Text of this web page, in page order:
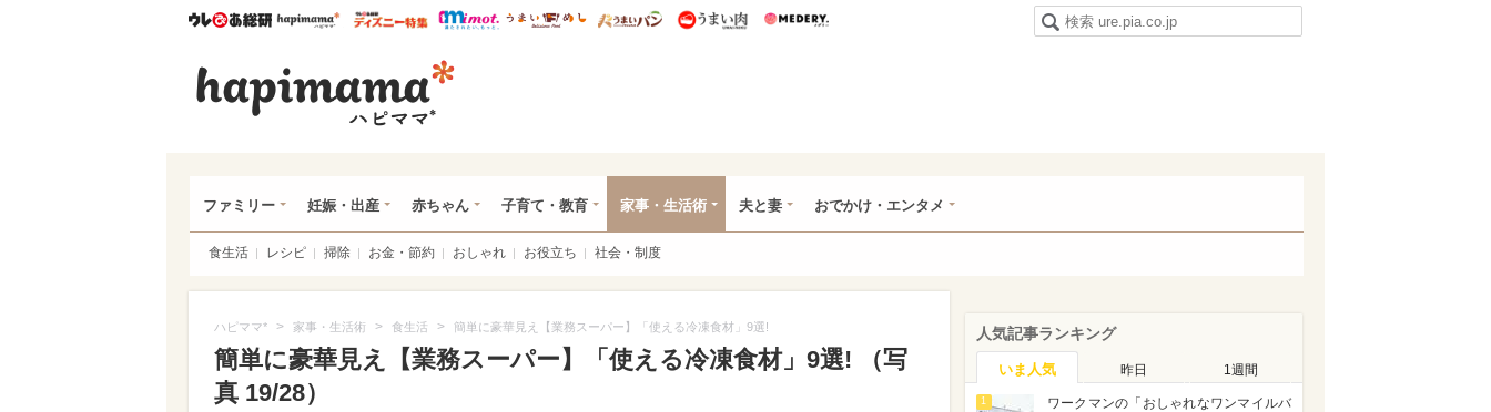
ウレぴあ総研ハピママ* ウレぴあ総研 ディズニー特集
mimot. うまいめし うまいパン うまい肉
ファミリー 妊娠・出産 赤ちゃん 子育て・教育 家事・生活術 夫と妻 おでかけ・エンタメ
食生活 レシピ 掃除 お金・節約 おしゃれ お役立ち 社会・制度
ハピママ* > 家事・生活術 > 食生活 > 簡単に豪華見え【業務スーパー】「使える冷凍食材」9選!
簡単に豪華見え【業務スーパー】「使える冷凍食材」9選! （写
真 19/28）
人気記事ランキング
いま人気 昨日 1週間
1
ワークマンの「おしゃれなワンマイルバ